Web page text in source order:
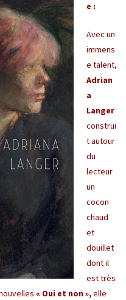
e :
Avec un
immens
e talent,
Adrian
a
Langer
construi
t autour
du
lecteur
un
cocon
chaud
et
douillet
dont il
est très
« Oui et non »,elle